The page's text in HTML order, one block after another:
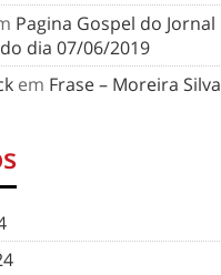
Pagina Gospel do Jornal
dia 07/06/2019
em Frase – Moreira Silva